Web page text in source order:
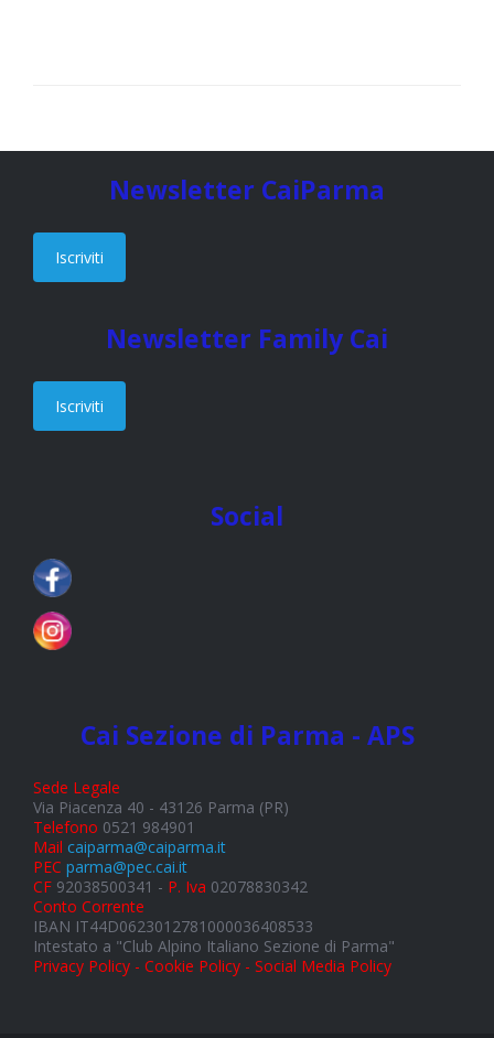
Newsletter CaiParma
Iscriviti
Newsletter Family Cai
Iscriviti
Social
Cai Sezione di Parma - APS
Sede Legale
Via Piacenza 40 - 43126 Parma (PR)
Telefono 0521 984901
Mail caiparma@caiparma.it
PEC parma@pec.cai.it
CF 92038500341 - P. Iva 02078830342
Conto Corrente
IBAN IT44D0623012781000036408533
Intestato a "Club Alpino Italiano Sezione di Parma"
Privacy Policy - Cookie Policy - Social Media Policy